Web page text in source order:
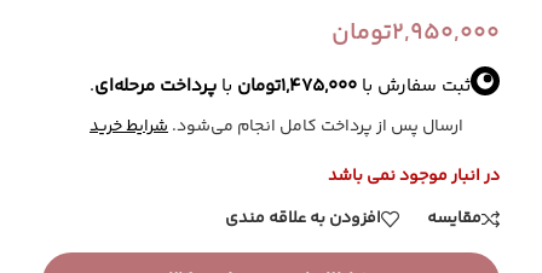
2,950,000تومان
ثبت سفارش با 1,475,000تومان با پرداخت مرحله‌ای.
ارسال پس از پرداخت کامل انجام می‌شود.شرایط خرید
در انبار موجود نمی باشد
مقایسه
افزودن به علاقه مندی